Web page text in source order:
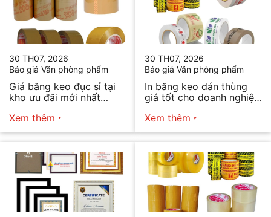
30 TH07, 2026
Báo giá Văn phòng phẩm
Giá băng keo đục sỉ tại
kho ưu đãi mới nhất
Xem thêm
30 TH07, 2026
Báo giá Văn phòng phẩm
In băng keo dán thùng
giá tốt cho doanh nghiệp
Xem thêm